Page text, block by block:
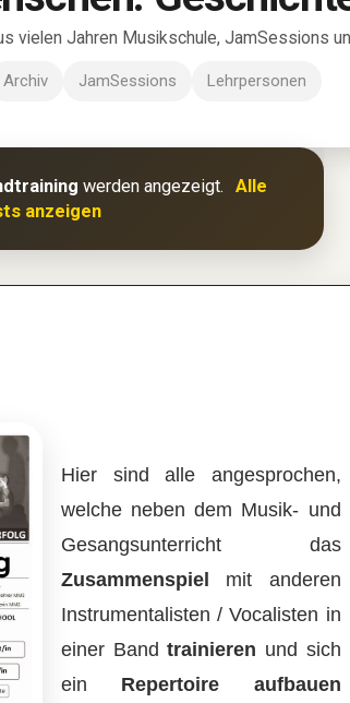
vielen Jahren Musikschule, JamSessions
Archiv JamSessions Lehrpersonen
werden angezeigt.
Alle
anzeigen
Hier sind alle angesprochen,
welche neben dem Musik- und
Gesangsunterricht das
Zusammenspiel mit anderen
Instrumentalisten / Vocalisten in
einer Band trainieren und sich
ein Repertoire aufbauen